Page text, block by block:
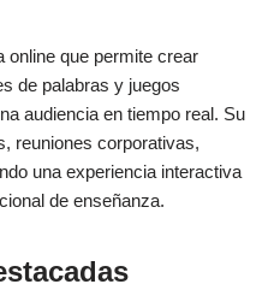
online que permite crear
de palabras y juegos
audiencia en tiempo real. Su
reuniones corporativas,
una experiencia interactiva
de enseñanza.